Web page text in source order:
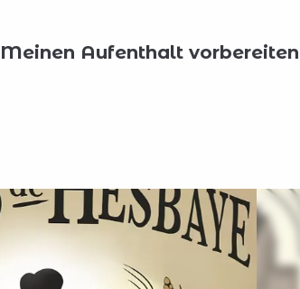
Meinen Aufenthalt vorbereiten